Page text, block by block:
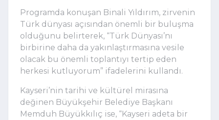
Programda konuşan Binali Yıldırım, zirvenin
Türk dünyası açısından önemli bir buluşma
olduğunu belirterek, “Türk Dünyası’nı
birbirine daha da yakınlaştırmasına vesile
olacak bu önemli toplantıyı tertip eden
herkesi kutluyorum” ifadelerini kullandı.
Kayseri’nin tarihi ve kültürel mirasına
değinen Büyükşehir Belediye Başkanı
Memduh Büyükkılıç ise, “Kayseri adeta bir